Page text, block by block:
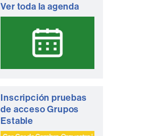
Ver toda la agenda
Inscripción pruebas
de acceso Grupos
Estable